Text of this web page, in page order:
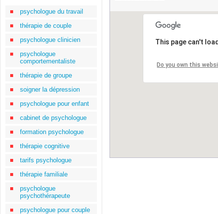
psychologue du travail
thérapie de couple
psychologue clinicien
psychologue
comportementaliste
thérapie de groupe
soigner la dépression
psychologue pour enfant
cabinet de psychologue
formation psychologue
thérapie cognitive
tarifs psychologue
thérapie familiale
psychologue
psychothérapeute
psychologue pour couple
This page can't
Do you own this